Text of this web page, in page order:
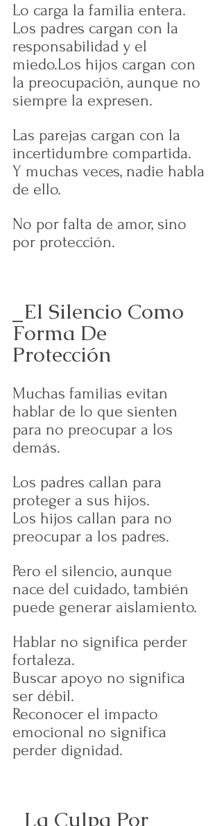
Lo carga la familia entera.
Los padres cargan con la
responsabilidad y el
miedo.Los hijos cargan con
la preocupación, aunque no
siempre la expresen.
Las parejas cargan con la
incertidumbre compartida.
Y muchas veces, nadie habla
de ello.
No por falta de amor, sino
por protección.
_El Silencio Como
Forma De
Protección
Muchas familias evitan
hablar de lo que sienten
para no preocupar a los
demás.
Los padres callan para
proteger a sus hijos.
Los hijos callan para no
preocupar a los padres.
Pero el silencio, aunque
nace del cuidado, también
puede generar aislamiento.
Hablar no significa perder
fortaleza.
Buscar apoyo no significa
ser débil.
Reconocer el impacto
emocional no significa
perder dignidad.
_La Culpa Por